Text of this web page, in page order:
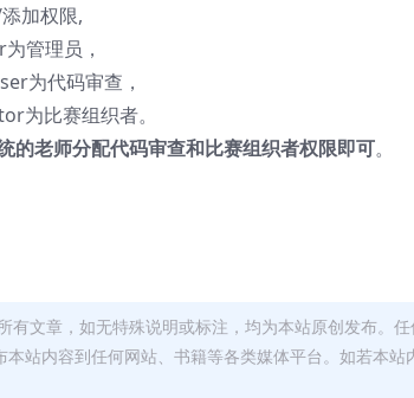
加权限,
管理员，
为代码审查，
为比赛组织者。
的老师分配代码审查和比赛组织者权限即可。
有文章，如无特殊说明或标注，均为本站原创发布。
本站内容到任何网站、书籍等各类媒体平台。如若本